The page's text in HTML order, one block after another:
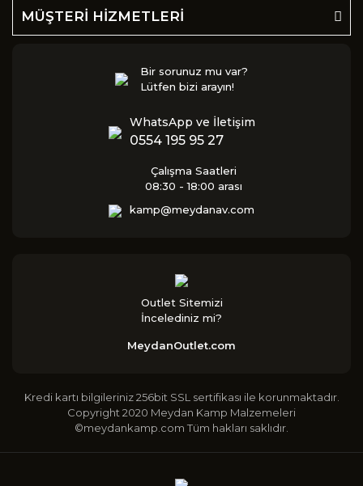
MÜŞTERİ HİZMETLERİ
Bir sorunuz mu var?
Lütfen bizi arayın!
WhatsApp ve İletişim
0554 195 95 27
Çalışma Saatleri
08:30 - 18:00 arası
kamp@meydanav.com
Outlet Sitemizi
İncelediniz mi?
MeydanOutlet.com
Kredi kartı bilgileriniz 256bit SSL sertifikası ile korunmaktadır.
Copyright 2020 Meydan Kamp Malzemeleri
©meydankamp.com Tüm hakları saklıdır.